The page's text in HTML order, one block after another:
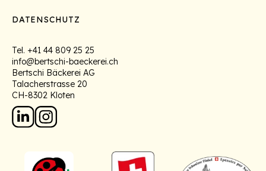
DATENSCHUTZ
Tel. +41 44 809 25 25
info@bertschi-baeckerei.ch
Bertschi Bäckerei AG
Talacherstrasse 20
CH-8302 Kloten